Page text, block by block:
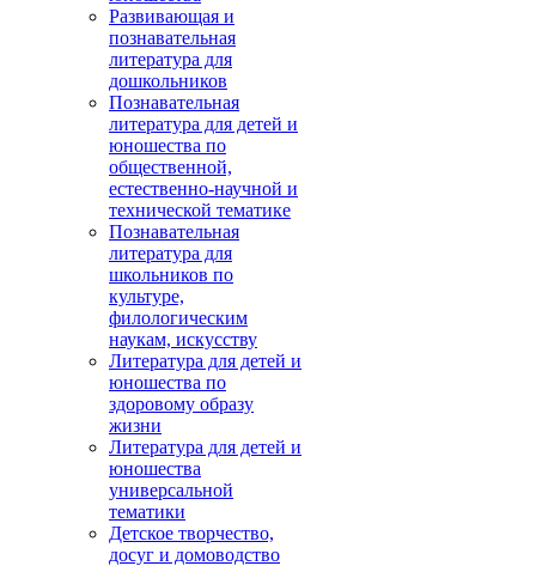
Развивающая и
познавательная
литература для
дошкольников
Познавательная
литература для детей и
юношества по
общественной,
естественно-научной и
технической тематике
Познавательная
литература для
школьников по
культуре,
филологическим
наукам, искусству
Литература для детей и
юношества по
здоровому образу
жизни
Литература для детей и
юношества
универсальной
тематики
Детское творчество,
досуг и домоводство